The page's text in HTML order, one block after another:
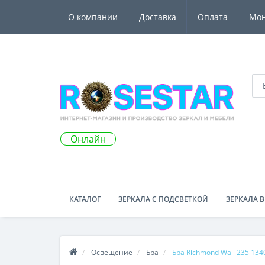
О компании Доставка Оплата
Онлайн
КАТАЛОГ ЗЕРКАЛА С ПОДСВЕТКОЙ ЗЕРКАЛА
Освещение Бра Бра Richmond Wall 235